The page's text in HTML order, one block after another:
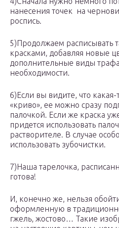
нанесения точек на
роспись.
5)Продолжаем расписывать
красками, добавляя новые
дополнительные виды
необходимости.
6)Если вы видите, что какая-
«криво», ее можно сразу
палочкой. Если же краска
придется использовать
растворителе. В случае
использовать зубочистки.
7)Наша тарелочка,
готова!
И, конечно же, нельзя
оформленную в
гжель, жостово… Такие